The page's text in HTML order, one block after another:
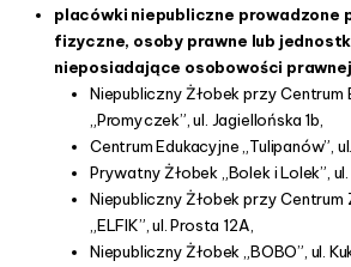
placówki niepubliczne prowadzone
fizyczne, osoby prawne lub
nieposiadające osobowości
Niepubliczny Żłobek przy Centrum
„Promyczek”, ul. Jagiellońska 1b,
Centrum Edukacyjne „Tulipanów”,
Prywatny Żłobek „Bolek i Lolek”,
Niepubliczny Żłobek przy Centrum
„ELFIK”, ul. Prosta 12A,
Niepubliczny Żłobek „BOBO”, ul.